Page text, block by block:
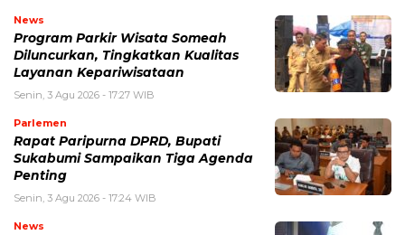
News
Program Parkir Wisata Someah
Diluncurkan, Tingkatkan Kualitas
Layanan Kepariwisataan
Senin, 3 Agu 2026 - 17:27 WIB
Parlemen
Rapat Paripurna DPRD, Bupati
Sukabumi Sampaikan Tiga Agenda
Penting
Senin, 3 Agu 2026 - 17:24 WIB
News